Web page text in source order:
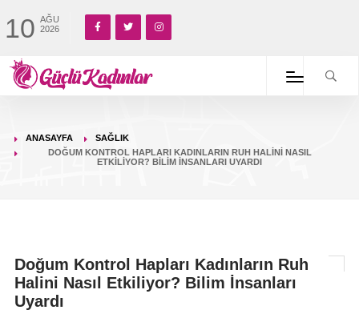
10 AĞU
2026
ANASAYFA
SAĞLIK
DOĞUM KONTROL HAPLARI KADINLARIN RUH HALINI NASIL
ETKILIYOR? BILIM İNSANLARI UYARDI
Doğum Kontrol Hapları Kadınların Ruh
Halini Nasıl Etkiliyor? Bilim İnsanları
Uyardı